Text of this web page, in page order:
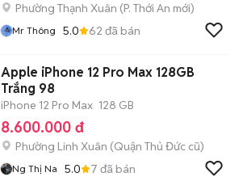
Phường Thạnh Xuân (P. Thới An mới)
Mr Thông 5.0 62 đã bán
Apple iPhone 12 Pro Max 128GB
Trắng 98
iPhone 12 Pro Max 128 GB
8.600.000 đ
Phường Linh Xuân (Quận Thủ Đức cũ)
Ng Thị Na 5.0 7 đã bán